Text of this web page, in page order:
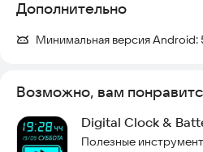
Для связи :on.fan5@yandex.com
Дополнительно
Минимальная версия Android:
Возможно, вам
Digital Clock &
Полезные